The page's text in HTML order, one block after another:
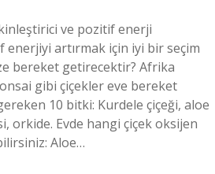
ve pozitif enerji
artırmak için iyi bir seçim
bereket getirecektir? Afrika
gibi çiçekler eve bereket
10 bitki: Kurdele çiçeği, aloe
orkide. Evde hangi çiçek oksijen
Aloe…